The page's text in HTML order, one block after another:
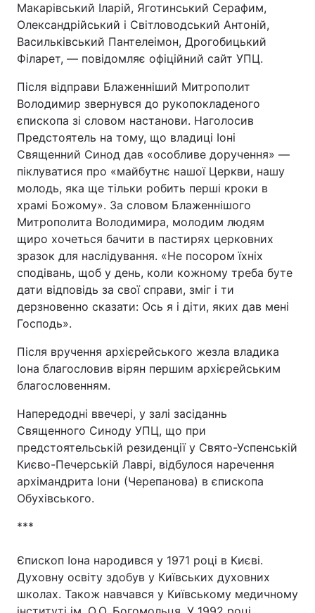
Макарівський Іларій, Яготинський Серафим,
Олександрійський і Світловодський Антоній,
Васильківський Пантелеімон, Дрогобицький
Філарет, — повідомляє офіційний сайт УПЦ.
Після відправи Блаженніший Митрополит
Володимир звернувся до рукопокладеного
єпископа зі словом настанови. Наголосив
Предстоятель на тому, що владиці Іоні
Священний Синод дав «особливе доручення» —
піклуватися про «майбутнє нашої Церкви, нашу
молодь, яка ще тільки робить перші кроки в
храмі Божому». За словом Блаженнішого
Митрополита Володимира, молодим людям
щиро хочеться бачити в пастирях церковних
зразок для наслідування. «Не посором їхніх
сподівань, щоб у день, коли кожному треба буте
дати відповідь за свої справи, зміг і ти
дерзновенно сказати: Ось я і діти, яких дав мені
Господь».
Після вручення архієрейського жезла владика
Іона благословив вірян першим архієрейським
благословенням.
Напередодні ввечері, у залі засіданнь
Священного Синоду УПЦ, що при
предстоятельській резиденції у Свято-Успенській
Києво-Печерській Лаврі, відбулося наречення
архімандрита Іони (Черепанова) в єпископа
Обухівського.
***
Єпископ Іона народився у 1971 роцi в Києві.
Духовну освіту здобув у Київських духовних
школах. Також навчався у Київському медичному